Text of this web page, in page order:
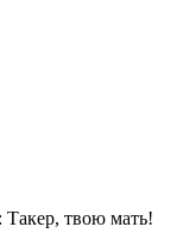
Такер, твою мать!